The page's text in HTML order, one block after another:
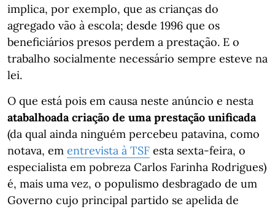
implica, por exemplo, que as crianças do
agregado vão à escola; desde 1996 que os
beneficiários presos perdem a prestação. E o
trabalho socialmente necessário sempre esteve na
lei.
O que está pois em causa neste anúncio e nesta
atabalhoada criação de uma prestação unificada
(da qual ainda ninguém percebeu patavina, como
notava, em entrevista à TSF esta sexta-feira, o
especialista em pobreza Carlos Farinha Rodrigues)
é, mais uma vez, o populismo desbragado de um
Governo cujo principal partido se apelida de